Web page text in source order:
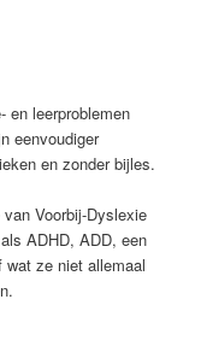
en leerproblemen
eenvoudiger
en zonder bijles.
Voorbij-Dyslexie
ADHD, ADD, een
wat ze niet allemaal